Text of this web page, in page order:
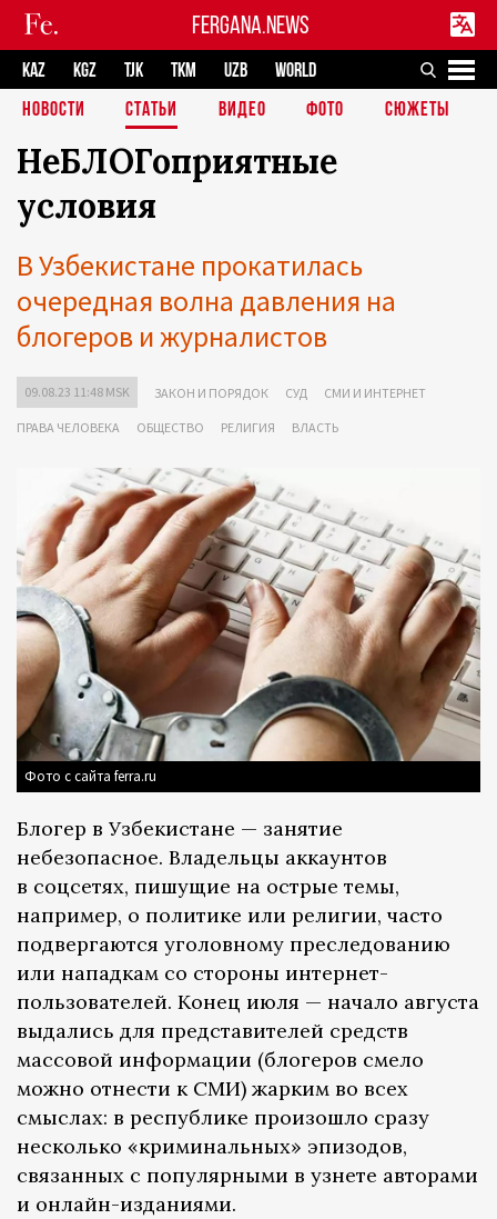
FERGANA.NEWS
KAZ KGZ TJK TKM UZB
WORLD
НОВОСТИ
СТАТЬИ ВИДЕО ФОТО СЮЖЕТЫ
НеБЛОГоприятные
условия
В Узбекистане прокатилась
очередная волна давления на
блогеров и журналистов
09.08.23 11:48 MSK ЗАКОН И ПОРЯДОК СУД СМИ И ИНТЕРНЕТ
ПРАВА ЧЕЛОВЕКА ОБЩЕСТВО РЕЛИГИЯ ВЛАСТЬ
Фото с сайта ferra.ru
Блогер в Узбекистане — занятие
небезопасное. Владельцы аккаунтов
в соцсетях, пишущие на острые темы,
например, о политике или религии, часто
подвергаются уголовному преследованию
или нападкам со стороны интернет-
пользователей. Конец июля — начало августа
выдались для представителей средств
массовой информации (блогеров смело
можно отнести к СМИ) жарким во всех
смыслах: в республике произошло сразу
несколько «криминальных» эпизодов,
связанных с популярными в узнете авторами
и онлайн-изданиями.